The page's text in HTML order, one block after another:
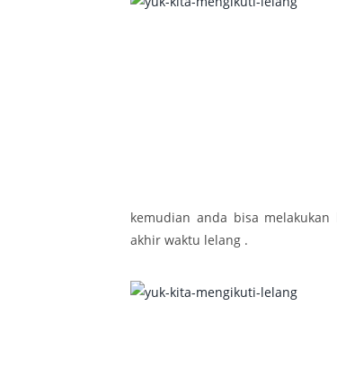
kemudian anda bisa
akhir waktu lelang .